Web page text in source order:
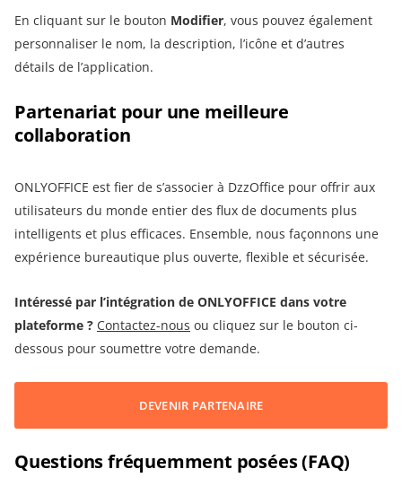
En cliquant sur le bouton Modifier, vous pouvez également
personnaliser le nom, la description, l’icône et d’autres
détails de l’application.
Partenariat pour une meilleure
collaboration
ONLYOFFICE est fier de s’associer à DzzOffice pour offrir aux
utilisateurs du monde entier des flux de documents plus
intelligents et plus efficaces. Ensemble, nous façonnons une
expérience bureautique plus ouverte, flexible et sécurisée.
Intéressé par l’intégration de ONLYOFFICE dans votre
plateforme ? Contactez-nous ou cliquez sur le bouton ci-
dessous pour soumettre votre demande.
DEVENIR PARTENAIRE
Questions fréquemment posées (FAQ)